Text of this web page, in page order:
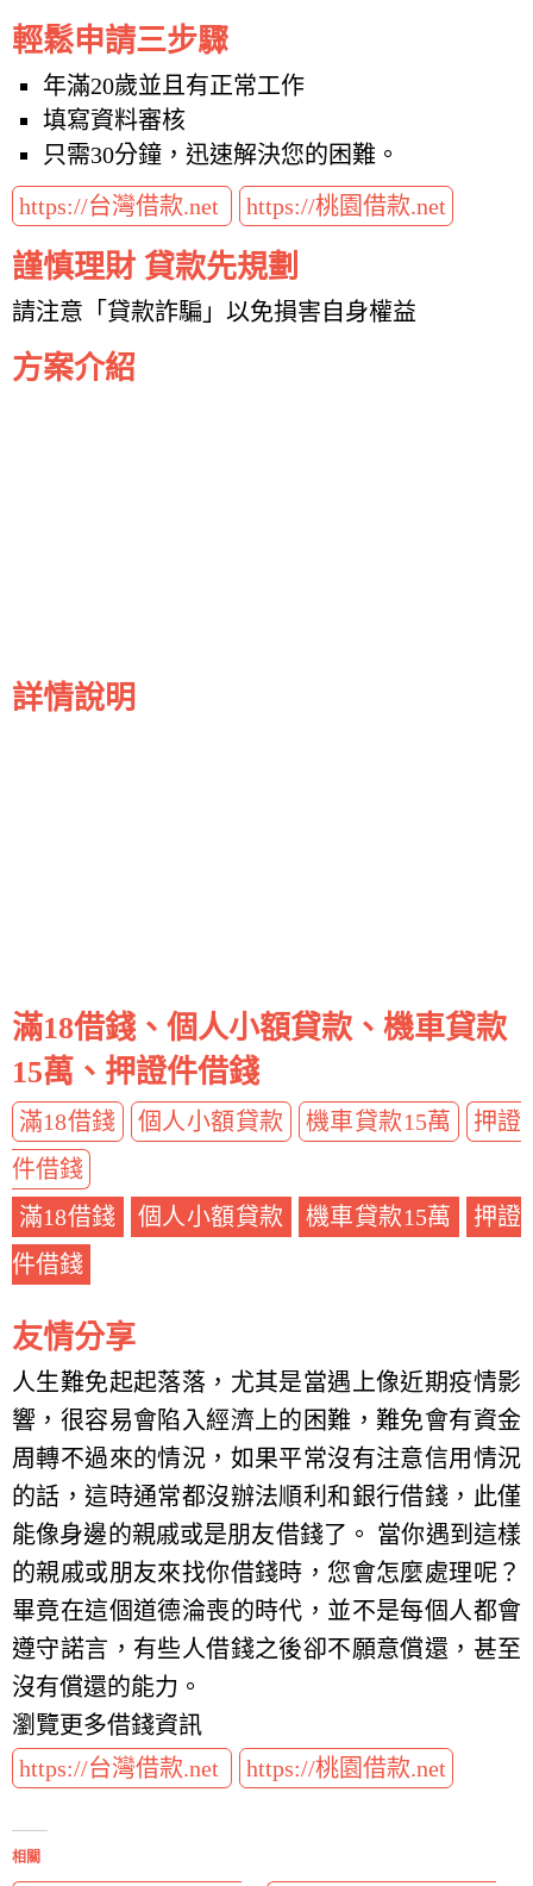
輕鬆申請三步驟
年滿20歲並且有正常工作
填寫資料審核
只需30分鐘，迅速解決您的困難。
https://台灣借款.net
https://桃園借款.net
謹慎理財 貸款先規劃
請注意「貸款詐騙」以免損害自身權益
方案介紹
詳情說明
滿18借錢、個人小額貸款、機車貸款
15萬、押證件借錢
滿18借錢 個人小額貸款 機車貸款15萬
押證
件借錢
滿18借錢
個人小額貸款 機車貸款15萬
押證
件借錢
友情分享
人生難免起起落落，尤其是當遇上像近期疫情影
響，很容易會陷入經濟上的困難，難免會有資金
周轉不過來的情況，如果平常沒有注意信用情況
的話，這時通常都沒辦法順利和銀行借錢，此僅
能像身邊的親戚或是朋友借錢了。 當你遇到這樣
的親戚或朋友來找你借錢時，您會怎麼處理呢？
畢竟在這個道德淪喪的時代，並不是每個人都會
遵守諾言，有些人借錢之後卻不願意償還，甚至
沒有償還的能力。
瀏覽更多借錢資訊
https://台灣借款.net
https://桃園借款.net
相關